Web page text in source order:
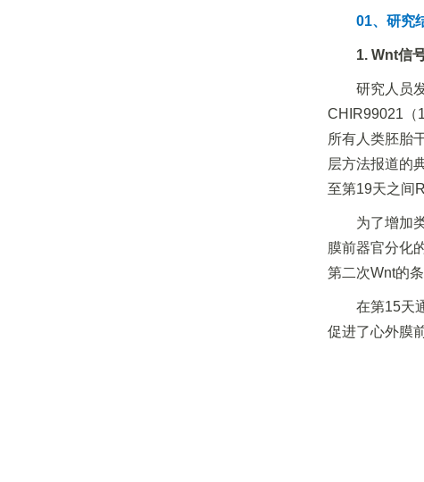
01、研究
1. Wnt信
研究人员
CHIR99021（
所有人类胚胎
层方法报道的
至第19天之间
为了增加
膜前器官分化
第二次Wnt的条
在第15天
促进了心外膜